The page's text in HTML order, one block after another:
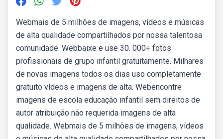
Webmais de 5 milhões de imagens, vídeos e músicas
de alta qualidade compartilhados por nossa talentosa
comunidade. Webbaixe e use 30. 000+ fotos
profissionais de grupo infantil gratuitamente. Milhares
de novas imagens todos os dias uso completamente
gratuito vídeos e imagens de alta. Webencontre
imagens de escola educação infantil sem direitos de
autor atribuição não requerida imagens de alta
qualidade. Webmais de 5 milhões de imagens, vídeos